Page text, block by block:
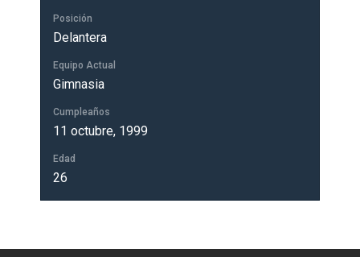
Posición
Delantera
Equipo Actual
Gimnasia
Cumpleaños
11 octubre, 1999
Edad
26